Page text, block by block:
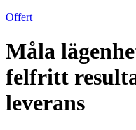
Offert
Måla
felfritt
leverans